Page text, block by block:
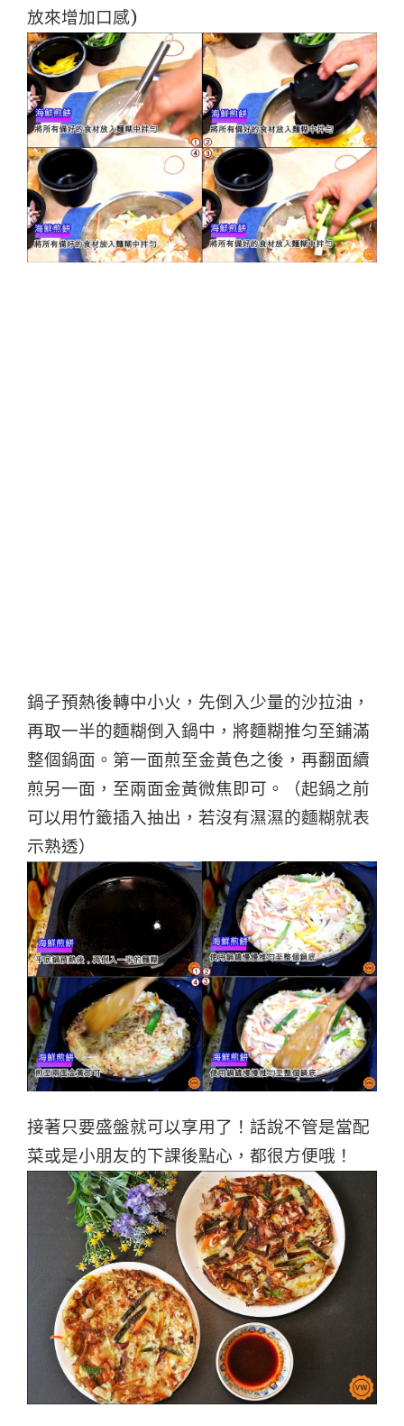
放來增加口感)
鍋子預熱後轉中小火，先倒入少量的沙拉油，
再取一半的麵糊倒入鍋中，將麵糊推匀至鋪滿
整個鍋面。第一面煎至金黃色之後，再翻面續
煎另一面，至兩面金黃微焦即可。（起鍋之前
可以用竹籤插入抽出，若沒有濕濕的麵糊就表
示熟透）
接著只要盛盤就可以享用了！話說不管是當配
菜或是小朋友的下課後點心，都很方便哦！